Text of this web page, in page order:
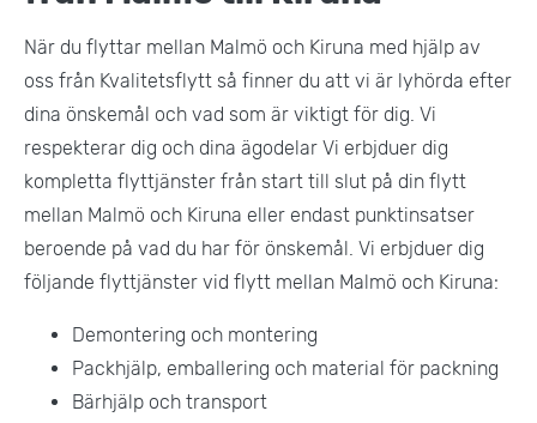
När du flyttar mellan Malmö och Kiruna med hjälp av
oss från Kvalitetsflytt så finner du att vi är lyhörda efter
dina önskemål och vad som är viktigt för dig. Vi
respekterar dig och dina ägodelar Vi erbjduer dig
kompletta flyttjänster från start till slut på din flytt
mellan Malmö och Kiruna eller endast punktinsatser
beroende på vad du har för önskemål. Vi erbjduer dig
följande flyttjänster vid flytt mellan Malmö och Kiruna:
Demontering och montering
Packhjälp, emballering och material för packning
Bärhjälp och transport